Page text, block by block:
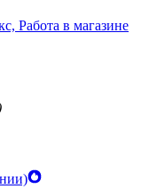
Работа в магазине